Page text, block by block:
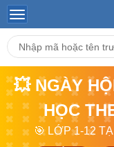
💥 NGÀY
HỌC
🎯 LỚP 1-12